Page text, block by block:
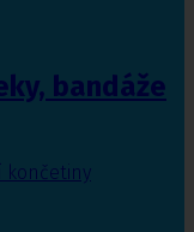
bandáže
končetiny